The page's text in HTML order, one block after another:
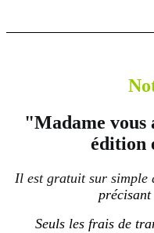
"Madame vous
édition
Il est gratuit sur simple
précisant
Seuls les frais de